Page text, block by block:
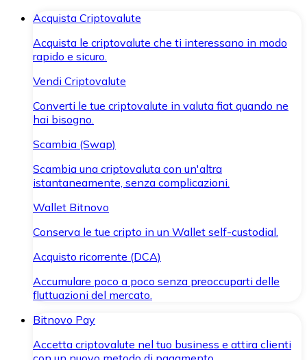
Acquista Criptovalute
Acquista le criptovalute che ti interessano in modo
rapido e sicuro.
Vendi Criptovalute
Converti le tue criptovalute in valuta fiat quando ne
hai bisogno.
Scambia (Swap)
Scambia una criptovaluta con un'altra
istantaneamente, senza complicazioni.
Wallet Bitnovo
Conserva le tue cripto in un Wallet self-custodial.
Acquisto ricorrente (DCA)
Accumulare poco a poco senza preoccuparti delle
fluttuazioni del mercato.
Bitnovo Pay
Accetta criptovalute nel tuo business e attira clienti